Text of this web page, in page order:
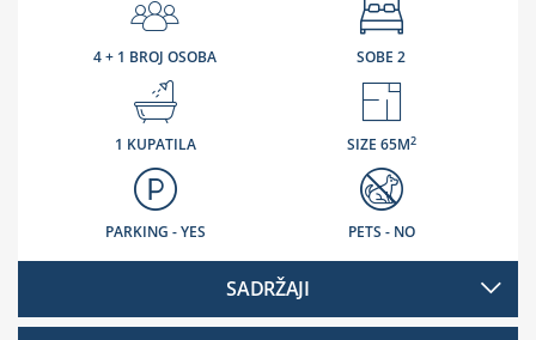
4 + 1 BROJ OSOBA SOBE 2
1 KUPATILA SIZE 65M2
PARKING - YES PETS - NO
SADRŽAJI